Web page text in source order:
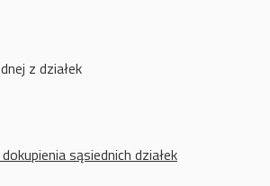
z działek
sąsiednich działek